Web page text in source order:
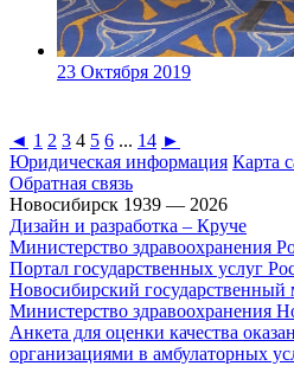
23 Октября 2019
◄ 1 2 3 4 5 6 ... 14 ►
Юридическая информация Карта
Обратная связь
Новосибирск 1939 — 2026
Дизайн и разработка – Круче
Министерство здравоохранения
Портал государственных услуг
Новосибирский
Министерство здравоохранения
Анкета для оценки качества
организациями в амбулаторных